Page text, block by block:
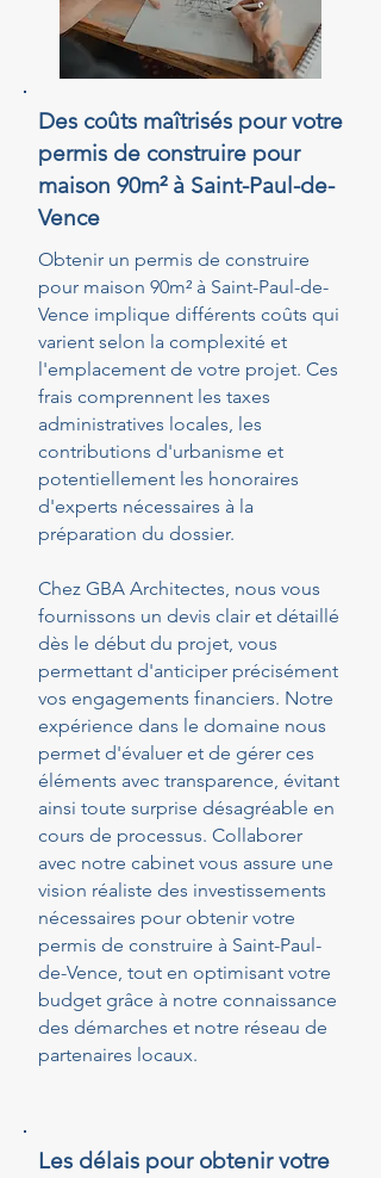
Des coûts maîtrisés pour votre
permis de construire pour
maison 90m² à Saint-Paul-de-
Vence
Obtenir un permis de construire
pour maison 90m² à Saint-Paul-de-
Vence implique différents coûts qui
varient selon la complexité et
l'emplacement de votre projet. Ces
frais comprennent les taxes
administratives locales, les
contributions d'urbanisme et
potentiellement les honoraires
d'experts nécessaires à la
préparation du dossier.
Chez GBA Architectes, nous vous
fournissons un devis clair et détaillé
dès le début du projet, vous
permettant d'anticiper précisément
vos engagements financiers. Notre
expérience dans le domaine nous
permet d'évaluer et de gérer ces
éléments avec transparence, évitant
ainsi toute surprise désagréable en
cours de processus. Collaborer
avec notre cabinet vous assure une
vision réaliste des investissements
nécessaires pour obtenir votre
permis de construire à Saint-Paul-
de-Vence, tout en optimisant votre
budget grâce à notre connaissance
des démarches et notre réseau de
partenaires locaux.
Les délais pour obtenir votre